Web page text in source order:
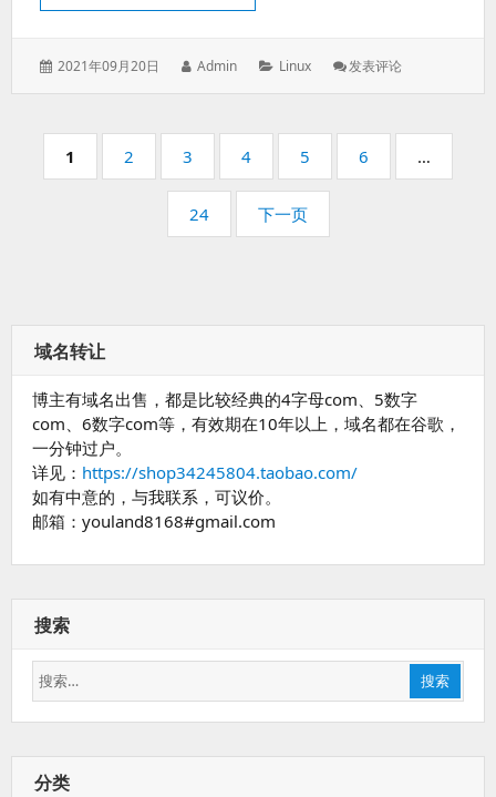
发
2021年09月20日
作
Admin
分
Linux 发表评论: Debian
页
码：
1
页
码：
2
页
码：
3
页
码：
4
页
码：
5
页
码：
6 …
页
码：
24 下一页
域名转让
博主有域名出售，都是比较经典的4字母com、5数字
com、6数字com等，有效期在10年以上，域名都在谷歌，
一分钟过户。
详见： https://shop34245804.taobao.com/
如有中意的，与我联系，可议价。
邮箱：youland8168#gmail.com
搜索
搜
索：
搜索
分类